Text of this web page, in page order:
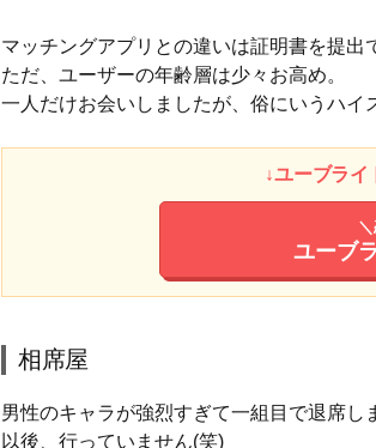
マッチングアプリとの違いは証明書を提出
ただ、ユーザーの年齢層は少々お高め。
一人だけお会いしましたが、俗にいうハイ
↓ユーブライ
ユーブ
相席屋
男性のキャラが強烈すぎて一組目で退席し
以後、行っていません(笑)